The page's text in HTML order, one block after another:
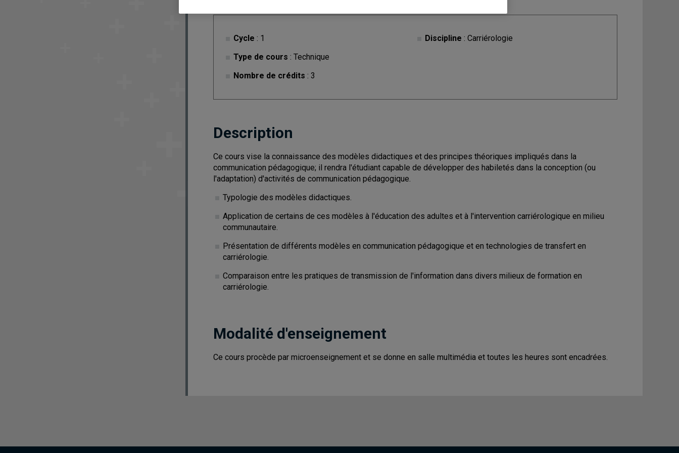
Cycle : 1
Type de cours : Technique
Nombre de crédits : 3
Discipline : Carriérologie
Description
Ce cours vise la connaissance des modèles didactiques et des principes théoriques impliqués dans la
communication pédagogique; il rendra l'étudiant capable de développer des habiletés dans la conception (ou
l'adaptation) d'activités de communication pédagogique.
Typologie des modèles didactiques.
Application de certains de ces modèles à l'éducation des adultes et à l'intervention carriérologique en milieu
communautaire.
Présentation de différents modèles en communication pédagogique et en technologies de transfert en
carriérologie.
Comparaison entre les pratiques de transmission de l'information dans divers milieux de formation en
carriérologie.
Modalité d'enseignement
Ce cours procède par microenseignement et se donne en salle multimédia et toutes les heures sont encadrées.